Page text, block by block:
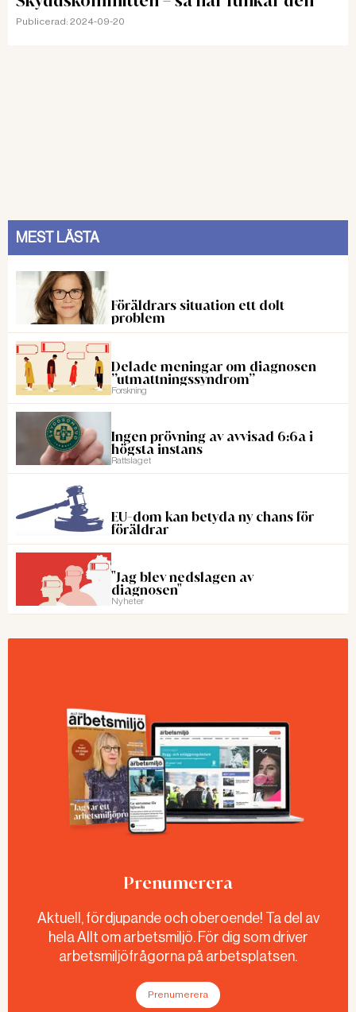
Publicerad: 2024-09-20
MEST LÄSTA
Föräldrars situation ett dolt
problem
Delade meningar om diagnosen
”utmattningssyndrom”
Forskning
Ingen prövning av avvisad 6:6a i
högsta instans
Rattslaget
EU-dom kan betyda ny chans för
föräldrar
"Jag blev nedslagen av
diagnosen"
Nyheter
Prenumerera
Aktuell, fördjupande och oberoende! Ta del av
hela Allt om arbetsmiljö. För dig som driver
arbetsmiljöfrågorna på arbetsplatsen.
Prenumerera